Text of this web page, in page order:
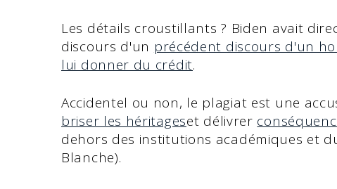
Les détails croustillants ? Biden avait
discours d'un précédent discours d'un
lui donner du crédit.
Accidentel ou non, le plagiat est une
briser les héritageset délivrer
dehors des institutions académiques et
Blanche).